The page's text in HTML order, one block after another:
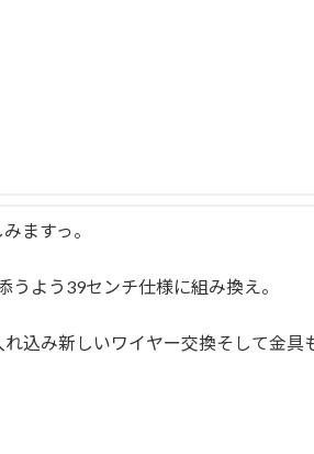
ますっ。
よう39センチ仕様に組み換え。
込み新しいワイヤー交換そして金具